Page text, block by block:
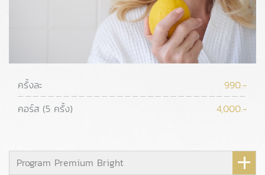
ครั้งละ
990.-
คอร์ส (5 ครั้ง)
4,000.-
Program Premium Bright